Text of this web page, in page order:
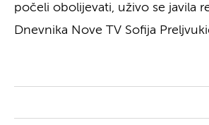
počeli obolijevati, uživo se javila
Dnevnika Nove TV Sofija